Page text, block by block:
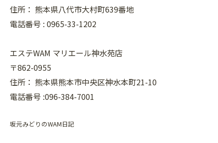
住所： 熊本県八代市大村町639番地
電話番号 : 0965-33-1202
エステWAM マリエール神水苑店
〒862-0955
住所： 熊本県熊本市中央区神水本町21-10
電話番号 :096-384-7001
坂元みどりのWAM日記